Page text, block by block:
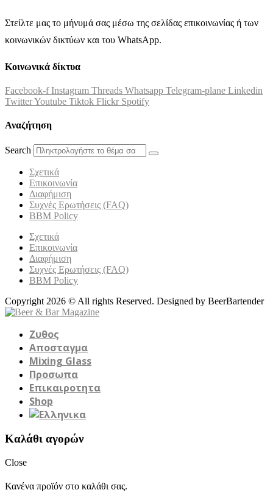
Στείλτε μας το μήνυμά σας μέσω της σελίδας επικοινωνίας ή των
κοινωνικών δικτύων και του WhatsApp.
Κοινωνικά δίκτυα
Facebook-f Instagram Threads Whatsapp Telegram-plane Linkedin
TwitterYoutube Tiktok Flickr Spotify
Αναζήτηση
Search
Σχετικά
Επικοινωνία
Διαφήμιση
Συχνές Ερωτήσεις (FAQ)
BBM Policy
Σχετικά
Επικοινωνία
Διαφήμιση
Συχνές Ερωτήσεις (FAQ)
BBM Policy
Copyright 2026 © All rights Reserved. Designed by BeerBartender
Ζυθος
Αποσταγμα
Mixing Glass
Προσωπα
Επικαιροτητα
Shop
Καλάθι αγορών
Close
Κανένα προϊόν στο καλάθι σας.